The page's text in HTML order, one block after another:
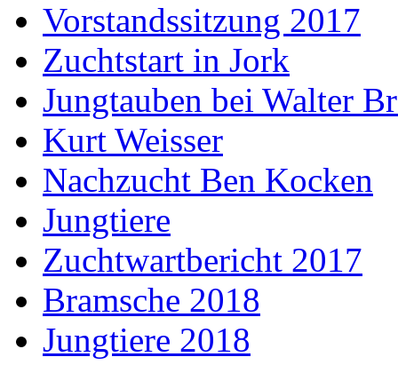
Vorstandssitzung 2017
Zuchtstart in Jork
Jungtauben bei Walter
Kurt Weisser
Nachzucht Ben Kocken
Jungtiere
Zuchtwartbericht 2017
Bramsche 2018
Jungtiere 2018